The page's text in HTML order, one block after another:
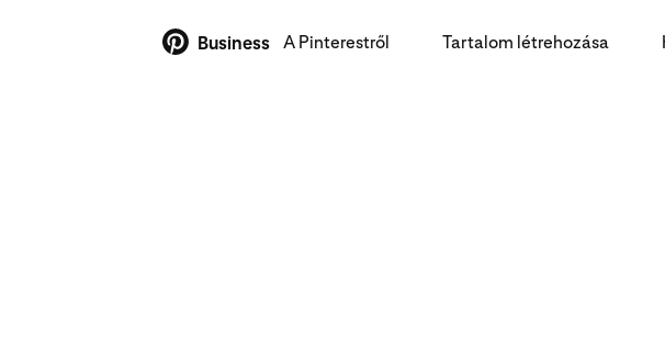
Business A Pinterestről Tartalom létrehozása